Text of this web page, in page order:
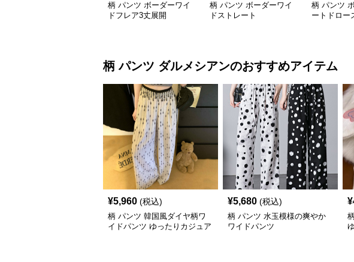
柄 パンツ ボーダーワイ
ドフレア3丈展開
柄 パンツ ボーダーワイ
ドストレート
柄 パンツ
ートドロー
柄 パンツ ダルメシアンのおすすめアイテム
¥5,960 (税込)
柄 パンツ 韓国風ダイヤ柄ワ
イドパンツ ゆったりカジュア
¥5,680 (税込)
柄 パンツ 水玉模様の爽やか
ワイドパンツ
¥